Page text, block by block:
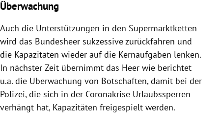
Überwachung
Auch die Unterstützungen in den Supermarktketten
wird das Bundesheer sukzessive zurückfahren und
die Kapazitäten wieder auf die Kernaufgaben lenken.
In nächster Zeit übernimmt das Heer wie berichtet
u.a. die Überwachung von Botschaften, damit bei der
Polizei, die sich in der Coronakrise Urlaubssperren
verhängt hat, Kapazitäten freigespielt werden.